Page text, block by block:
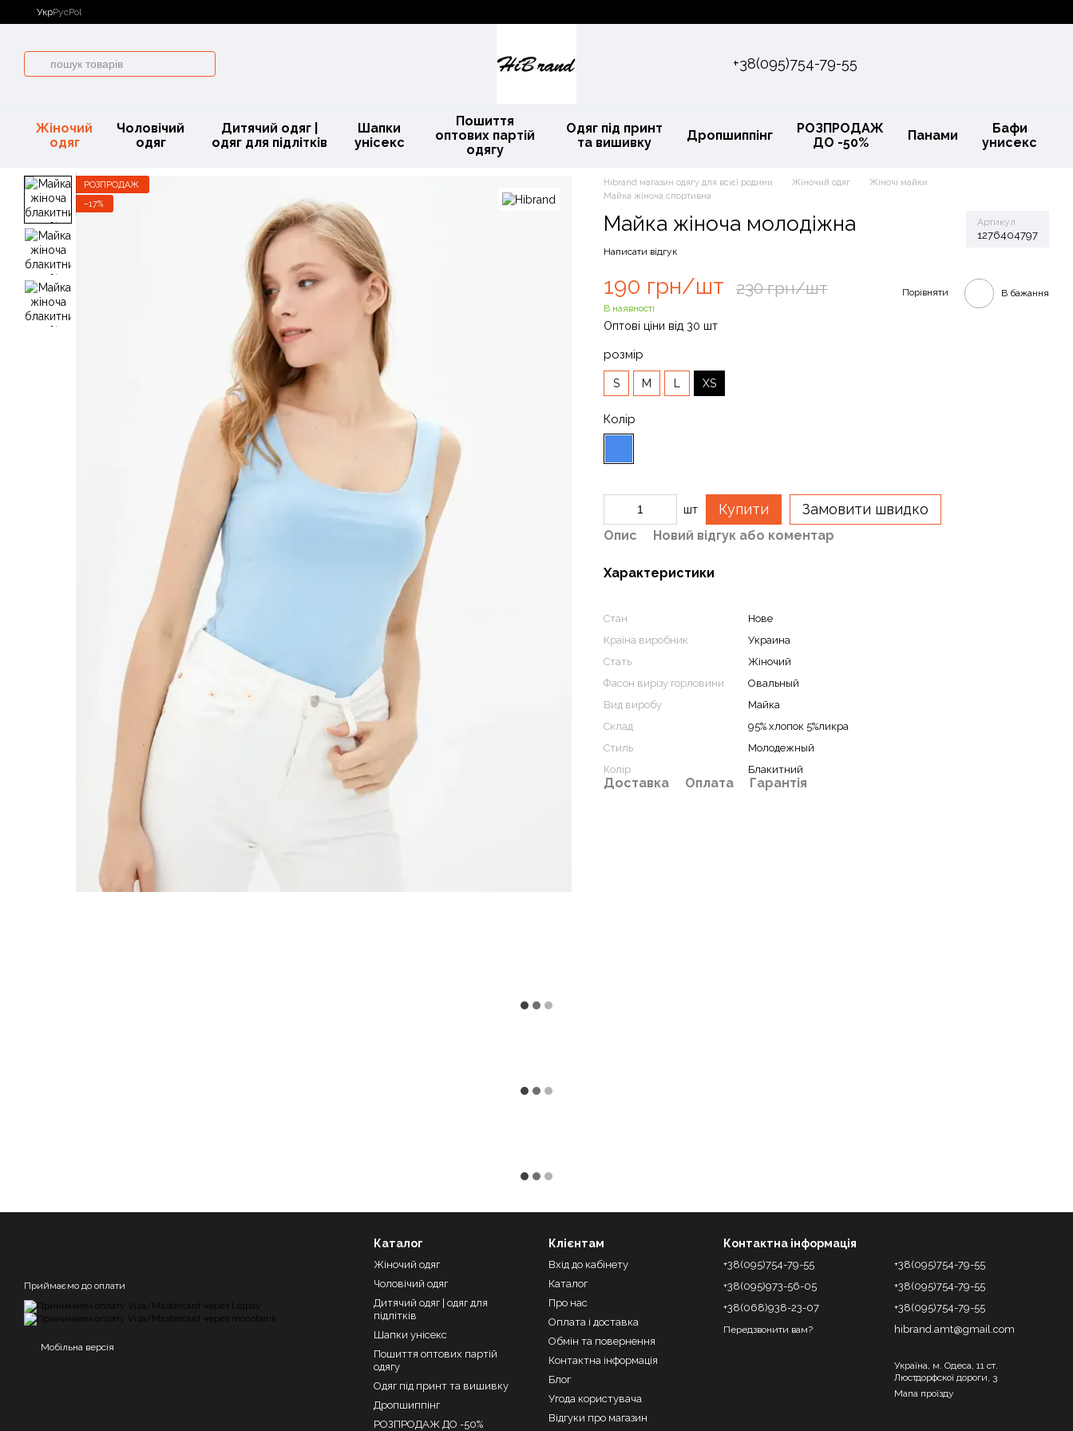
Перейти до основного контенту
УкрРусPol
+38(095)754-79-55
Жіночий
одяг
Чоловічий
одяг
Дитячий одяг |
одяг для підлітків
Шапки
унісекс
Пошиття
оптових партій
одягу
Одяг під принт
та вишивку
Дропшиппінг
РОЗПРОДАЖ
ДО -50%
Панами
Бафи
унисекс
РОЗПРОДАЖ
−17%
Hibrand магазин одягу для всієї родини Жіночий одяг
Жіночі майки
Майка жіноча спортивна
Майка жіноча молодіжна Артикул
1276404797
Написати відгук
190 грн/шт 230 грн/шт
В наявності
Порівняти В бажання
Оптові ціни від 30 шт
розмір
S M XS
Колір
шт Купити Замовити швидко
Опис Новий відгук або коментар
Характеристики
Стан
Нове
Країна виробник
Украина
Стать
Жіночий
Фасон вирізу горловини
Овальный
Вид виробу
Майка
Склад
95% хлопок 5%ликра
Стиль
Молодежный
Колір
Блакитний
Доставка Оплата Гарантія
Приймаємо до оплати
Мобільна версія
Каталог
Жіночий одяг
Чоловічий одяг
Дитячий одяг | одяг для
підлітків
Шапки унісекс
Пошиття оптових партій
одягу
Одяг під принт та вишивку
Дропшиппінг
РОЗПРОДАЖ ДО -50%
Клієнтам
Вхід до кабінету
Каталог
Про нас
Оплата і доставка
Обмін та повернення
Контактна інформація
Блог
Угода користувача
Відгуки про магазин
Контактна інформація
+38(095)754-79-55
+38(095)973-56-05
+38(068)938-23-07
Передзвонити вам?
+38(095)754-79-55
+38(095)754-79-55
+38(095)754-79-55
hibrand.amt@gmail.com
Україна, м. Одеса, 11 ст.
Люстдорфскої дороги, 3
Мапа проїзду